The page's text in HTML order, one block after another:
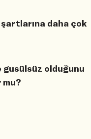
şartlarına daha çok
gusülsüz olduğunu
mu?